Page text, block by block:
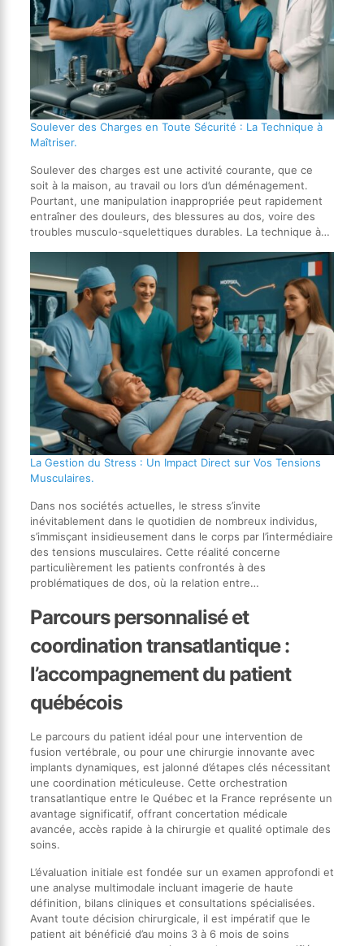
Soulever des Charges en Toute Sécurité : La Technique à
Maîtriser.
Soulever des charges est une activité courante, que ce
soit à la maison, au travail ou lors d’un déménagement.
Pourtant, une manipulation inappropriée peut rapidement
entraîner des douleurs, des blessures au dos, voire des
troubles musculo-squelettiques durables. La technique à…
La Gestion du Stress : Un Impact Direct sur Vos Tensions
Musculaires.
Dans nos sociétés actuelles, le stress s’invite
inévitablement dans le quotidien de nombreux individus,
s’immisçant insidieusement dans le corps par l’intermédiaire
des tensions musculaires. Cette réalité concerne
particulièrement les patients confrontés à des
problématiques de dos, où la relation entre…
Parcours personnalisé et
coordination transatlantique :
l’accompagnement du patient
québécois
Le parcours du patient idéal pour une intervention de
fusion vertébrale, ou pour une chirurgie innovante avec
implants dynamiques, est jalonné d’étapes clés nécessitant
une coordination méticuleuse. Cette orchestration
transatlantique entre le Québec et la France représente un
avantage significatif, offrant concertation médicale
avancée, accès rapide à la chirurgie et qualité optimale des
soins.
L’évaluation initiale est fondée sur un examen approfondi et
une analyse multimodale incluant imagerie de haute
définition, bilans cliniques et consultations spécialisées.
Avant toute décision chirurgicale, il est impératif que le
patient ait bénéficié d’au moins 3 à 6 mois de soins